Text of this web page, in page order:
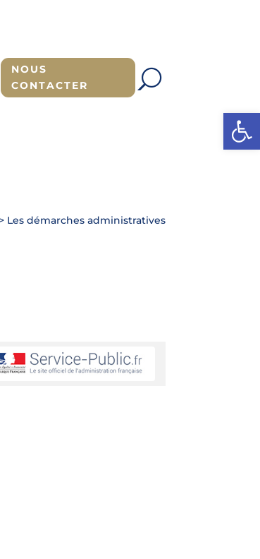
Ouvrir
NOUS
CONTACTER
> Les démarches administratives